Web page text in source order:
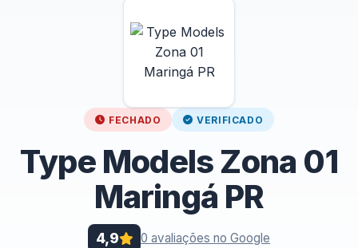
FECHADO VERIFICADO
Type Models Zona 01
Maringá PR
4,9 0 avaliações no Google